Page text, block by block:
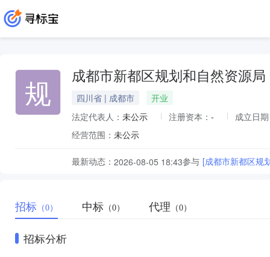
规 成都市新都区规划和自然资源局
四川省 | 成都市
开业
法定代表人： 未公示 注册资本： -
成立日
经营范围： 未公示
最新动态： 2026-08-05 18:43参与 [成都市新都区规
招标 （0） 中标 （0） 代理 （0）
招标分析